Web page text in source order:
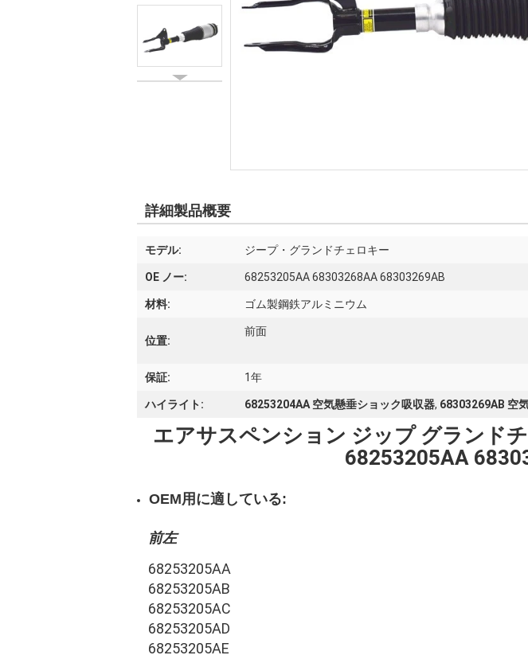
詳細製品概要
モデル: ジープ・グランドチェロキー
OE ノー: 68253205AA 68303268AA 68303269AB
材料: ゴム製鋼鉄アルミニウム
位置:
前面
保証: 1年
ハイライト: 68253204AA 空気懸垂ショック吸収器, 68303269AB 空
エアサスペンション ジップ グランド
68253205AA
OEM用に適している:
前左
68253205AA
68253205AB
68253205AC
68253205AD
68253205AE